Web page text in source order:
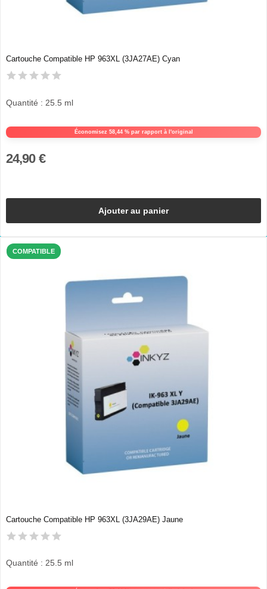
Cartouche Compatible HP 963XL (3JA27AE) Cyan
Économisez 58,44 % par rapport à l'original
Quantité : 25.5 ml
24,90 €
Ajouter au panier
COMPATIBLE
Cartouche Compatible HP 963XL (3JA29AE) Jaune
Quantité : 25.5 ml